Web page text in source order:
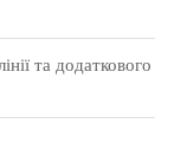
та додаткового